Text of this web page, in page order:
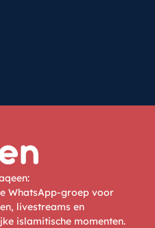
WhatsApp-groep voor
livestreams en
islamitische momenten.